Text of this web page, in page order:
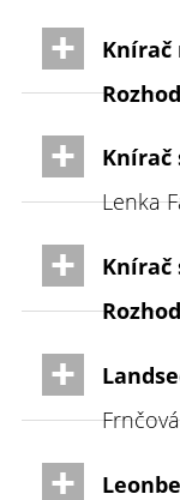
Knírač
Knírač
Lenka
Knírač